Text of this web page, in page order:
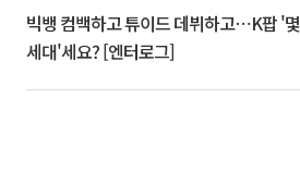
빅뱅 컴백하고 튜이드 데뷔하고⋯K팝 '몇
세대'세요? [엔터로그]